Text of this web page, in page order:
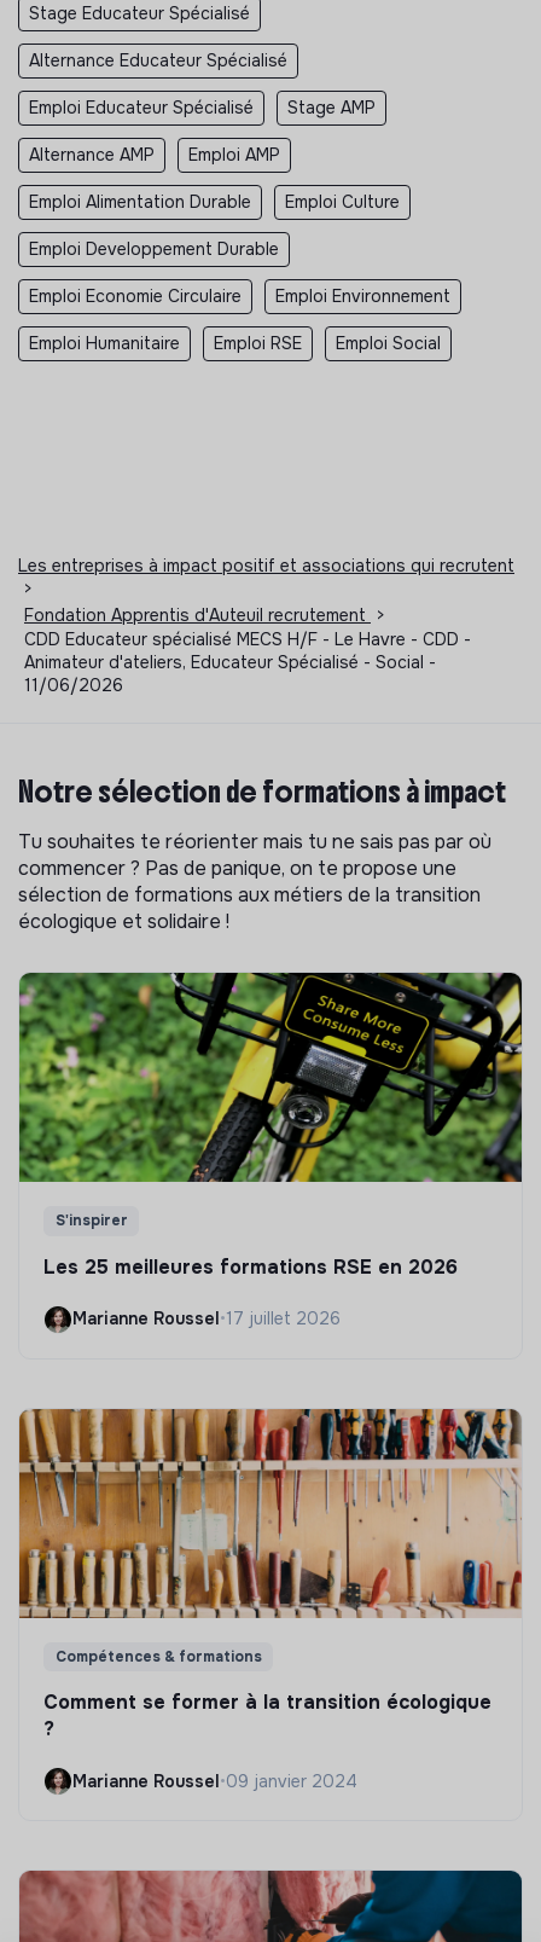
Stage Educateur Spécialisé
Alternance Educateur Spécialisé
Emploi Educateur Spécialisé Stage AMP
Alternance AMP Emploi AMP
Emploi Alimentation Durable Emploi Culture
Emploi Developpement Durable
Emploi Economie Circulaire Emploi Environnement
Emploi Humanitaire Emploi RSE Emploi Social
Les entreprises à impact positif et associations qui recrutent
>
Fondation Apprentis d'Auteuil recrutement
>
CDD Educateur spécialisé MECS H/F - Le Havre - CDD -
Animateur d'ateliers, Educateur Spécialisé - Social -
11/06/2026
Notre sélection de formations à impact
Tu souhaites te réorienter mais tu ne sais pas par où
commencer ? Pas de panique, on te propose une
sélection de formations aux métiers de la transition
écologique et solidaire !
S'inspirer
Les 25 meilleures formations RSE en 2026
Marianne Roussel•17 juillet 2026
Compétences & formations
Comment se former à la transition écologique
?
Marianne Roussel•09 janvier 2024